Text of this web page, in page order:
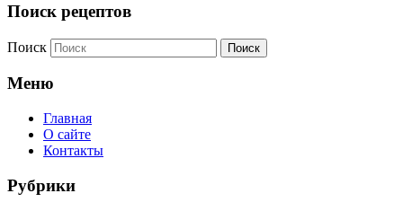
Поиск рецептов
Поиск
Меню
Главная
О сайте
Контакты
Рубрики